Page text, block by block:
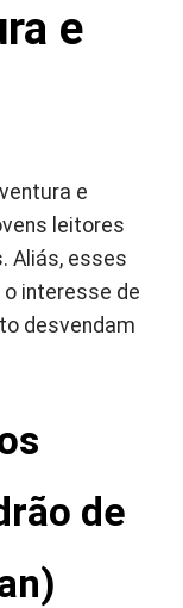
e
e
leitores
Aliás, esses
interesse de
desvendam
de